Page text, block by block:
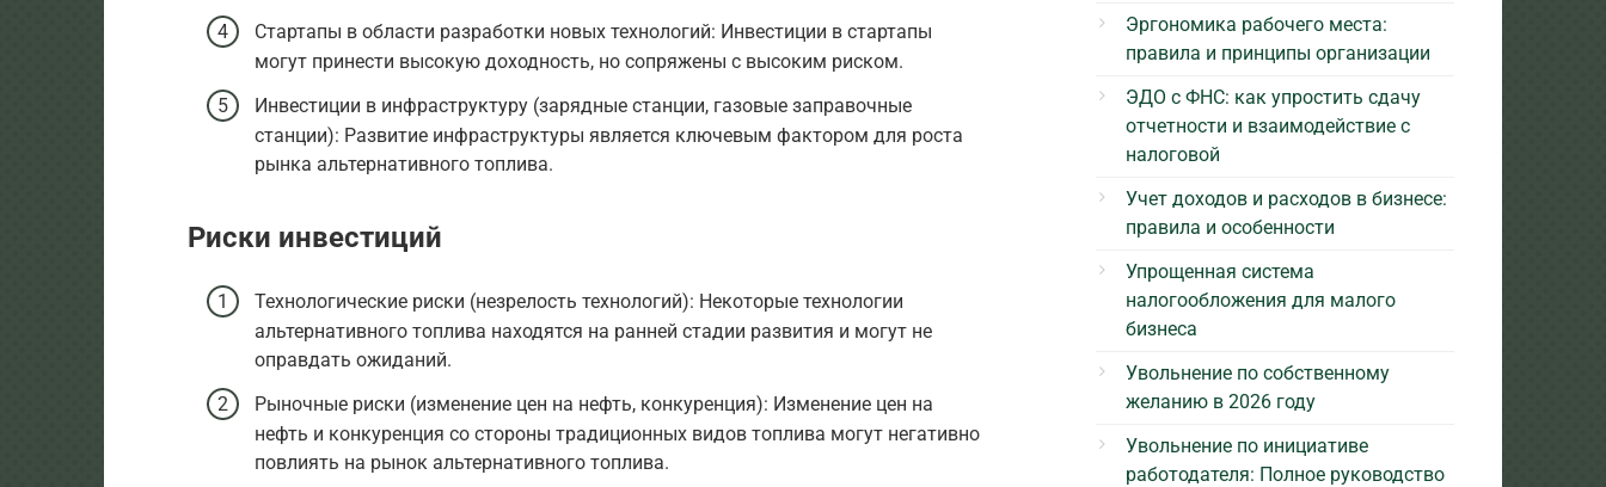
Стартапы в области разработки новых технологий: Инвестиции в стартапы
могут принести высокую доходность, но сопряжены с высоким риском.
Инвестиции в инфраструктуру (зарядные станции, газовые заправочные
станции): Развитие инфраструктуры является ключевым фактором для роста
рынка альтернативного топлива.
Риски инвестиций
Технологические риски (незрелость технологий): Некоторые технологии
альтернативного топлива находятся на ранней стадии развития и могут не
оправдать ожиданий.
Рыночные риски (изменение цен на нефть, конкуренция): Изменение цен на
нефть и конкуренция со стороны традиционных видов топлива могут негативно
повлиять на рынок альтернативного топлива.
Эргономика рабочего места:
правила и принципы организации
ЭДО с ФНС: как упростить сдачу
отчетности и взаимодействие с
налоговой
Учет доходов и расходов в бизнесе:
правила и особенности
Упрощенная система
налогообложения для малого
бизнеса
Увольнение по собственному
желанию в 2026 году
Увольнение по инициативе
работодателя: Полное руководство